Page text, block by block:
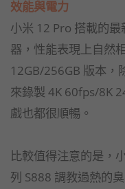
效能與電力
小米 12 Pro 搭載的
器，性能表現上自然
12GB/256GB 版本，
來錄製 4K 60fps/8K
戲也都很順暢。
比較值得注意的是，
列 S888 調教過熱的